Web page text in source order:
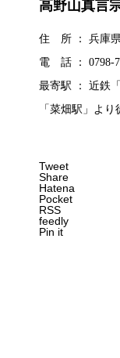
高野山真言
住 所 ： 兵庫県
電 話 ： 0798-
最寄駅 ： 近鉄
「菜畑駅」より
Tweet
Share
Hatena
Pocket
RSS
feedly
Pin it